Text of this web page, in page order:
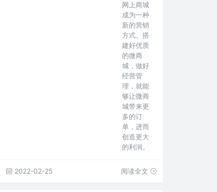
网上商城
成为一种
新的营销
方式。搭
建好优质
的微商
城，做好
经营管
理，就能
够让微商
城带来更
多的订
单，进而
创造更大
的利润。
2022-02-25 阅读全文